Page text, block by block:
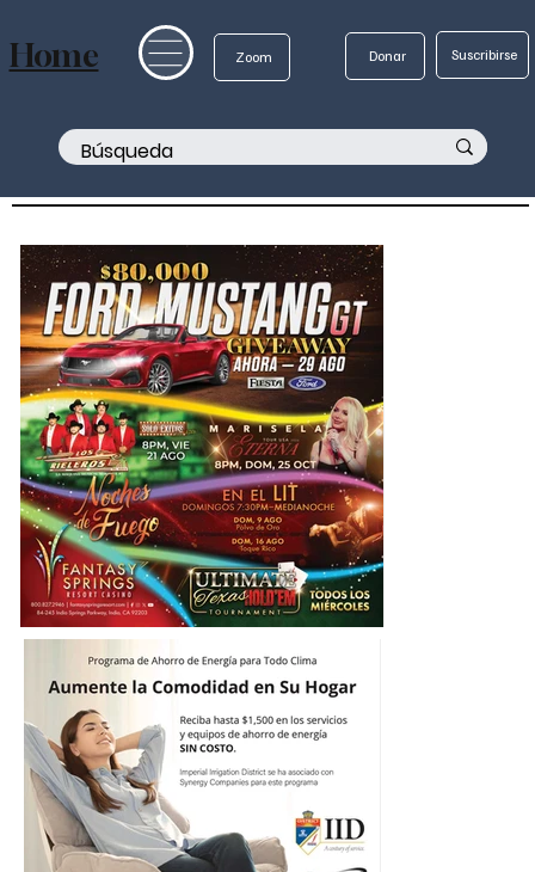
Zoom Donar Suscribirse
Home